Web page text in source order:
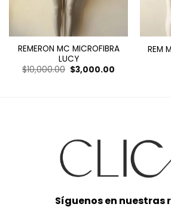
REMERON MC MICROFIBRA
LUCY
$10,000.00 El
precio
$3,000.00
REM
Síguenos en nuestras